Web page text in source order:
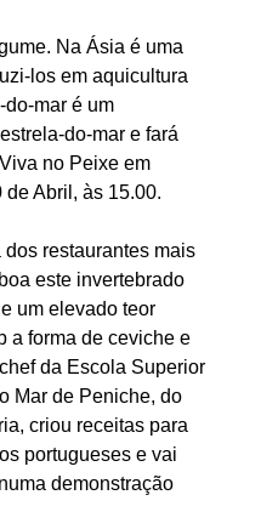
Na Ásia é uma
los em aquicultura
do-mar é um
do-mar e fará
no Peixe em
de Abril, às 15.00.
dos restaurantes mais
este invertebrado
um elevado teor
a forma de ceviche e
da Escola Superior
Mar de Peniche, do
criou receitas para
portugueses e vai
demonstração